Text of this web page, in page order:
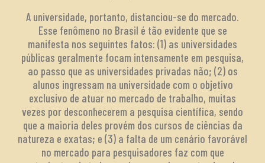
A universidade, portanto, distanciou-se do mercado.
Esse fenômeno no Brasil é tão evidente que se
manifesta nos seguintes fatos: (1) as universidades
públicas geralmente focam intensamente em pesquisa,
ao passo que as universidades privadas não; (2) os
alunos ingressam na universidade com o objetivo
exclusivo de atuar no mercado de trabalho, muitas
vezes por desconhecerem a pesquisa científica, sendo
que a maioria deles provém dos cursos de ciências da
natureza e exatas; e (3) a falta de um cenário favorável
no mercado para pesquisadores faz com que